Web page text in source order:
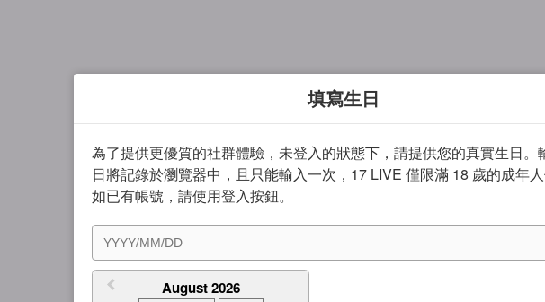
填寫生日
為了提供更優質的社群體驗，未登入的狀態下，請提供您的真實生日。
日將記錄於瀏覽器中，且只能輸入一次，17 LIVE 僅限滿 18 歲的成年人
如已有帳號，請使用登入按鈕。
August 2026
我同意 服務條款與隱私權政策